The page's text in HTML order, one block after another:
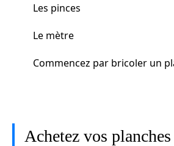
Les pinces
Le mètre
Commencez par bricoler un
Achetez vos planches